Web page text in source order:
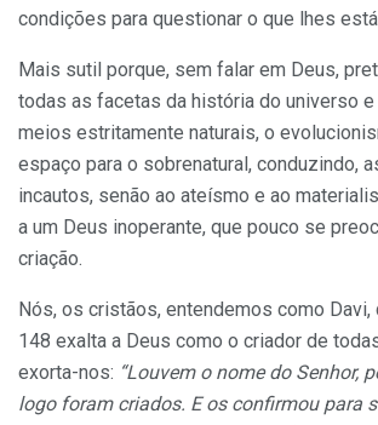
condições para questionar o que lhes
Mais sutil porque, sem falar em Deus,
todas as facetas da história do universo
meios estritamente naturais, o
espaço para o sobrenatural, conduzindo,
incautos, senão ao ateís­mo e ao
a um Deus inoperante, que pouco se
criação.
Nós, os cristãos, entendemos como Davi,
148 exal­ta a Deus como o criador de
exorta-nos: “Louvem o nome do Senhor,
logo foram criados. E os confirmou para